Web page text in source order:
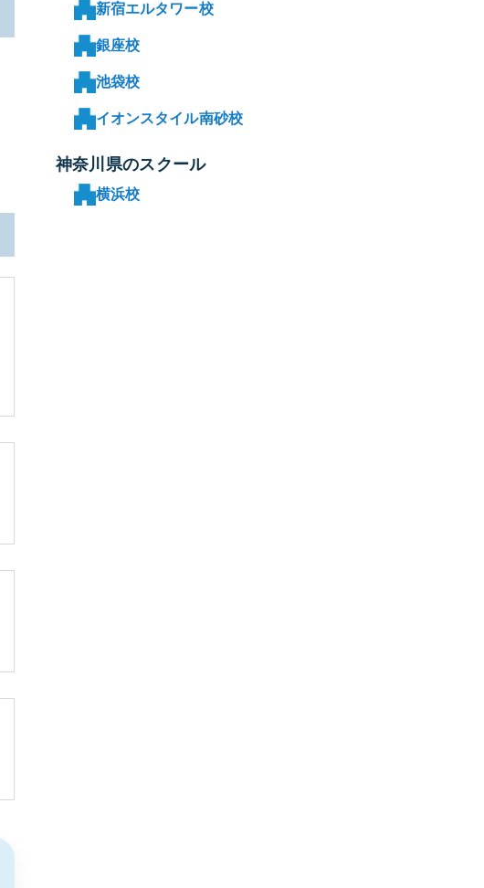
新宿エルタワー校
銀座校
池袋校
イオンスタイル南砂校
神奈川県のスクール
横浜校